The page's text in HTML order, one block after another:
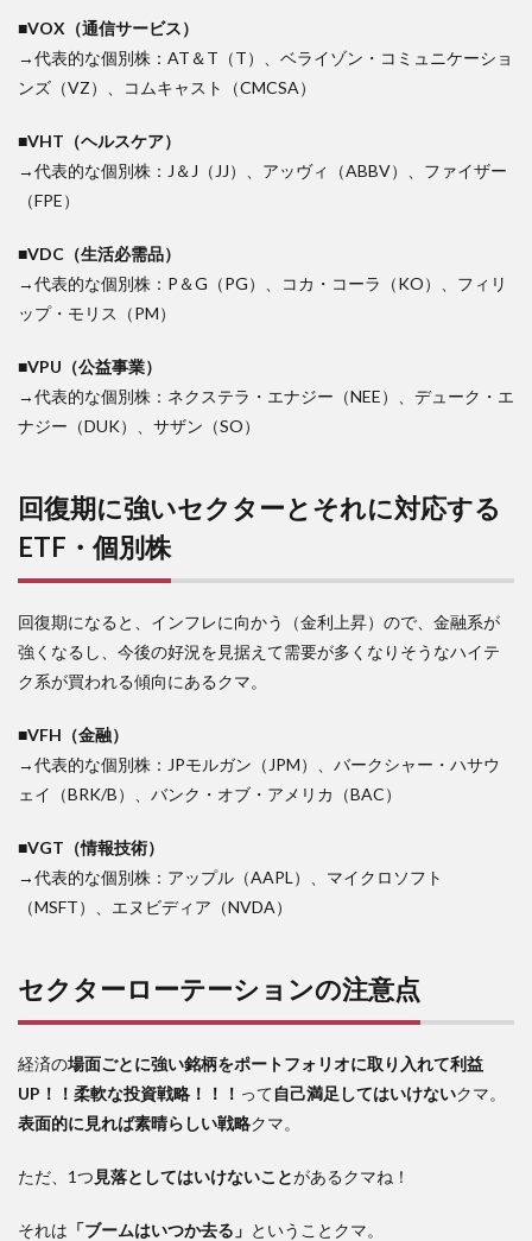
■VOX（通信サービス）
→代表的な個別株：AT＆T（T）、ベライゾン・コミュニケーショ
ンズ（VZ）、コムキャスト（CMCSA）
■VHT（ヘルスケア）
→代表的な個別株：J＆J（JJ）、アッヴィ（ABBV）、ファイザー
（FPE）
■VDC（生活必需品）
→代表的な個別株：P＆G（PG）、コカ・コーラ（KO）、フィリ
ップ・モリス（PM）
■VPU（公益事業）
→代表的な個別株：ネクステラ・エナジー（NEE）、デューク・エ
ナジー（DUK）、サザン（SO）
回復期に強いセクターとそれに対応する
ETF・個別株
回復期になると、インフレに向かう（金利上昇）ので、金融系が
強くなるし、今後の好況を見据えて需要が多くなりそうなハイテ
ク系が買われる傾向にあるクマ。
■VFH（金融）
→代表的な個別株：JPモルガン（JPM）、バークシャー・ハサウ
ェイ（BRK/B）、バンク・オブ・アメリカ（BAC）
■VGT（情報技術）
→代表的な個別株：アップル（AAPL）、マイクロソフト
（MSFT）、エヌビディア（NVDA）
セクターローテーションの注意点
経済の場面ごとに強い銘柄をポートフォリオに取り入れて利益
UP！！柔軟な投資戦略！！！ って自己満足してはいけないクマ。
表面的に見れば素晴らしい戦略クマ。
ただ、1つ 見落としてはいけないことがあるクマね！
それは 「ブームはいつか去る」 ということクマ。